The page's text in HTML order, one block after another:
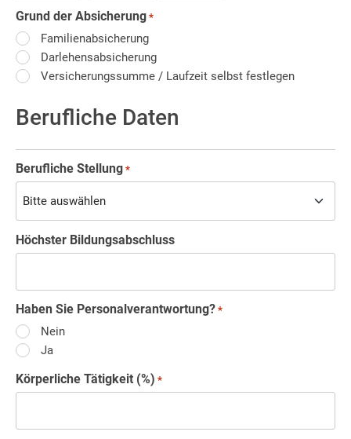
Grund der Absicherung *
Familienabsicherung
Darlehensabsicherung
Versicherungssumme / Laufzeit selbst festlegen
Berufliche Daten
Berufliche Stellung *
Höchster Bildungsabschluss
Haben Sie Personalverantwortung? *
Nein
Ja
Körperliche Tätigkeit (%) *